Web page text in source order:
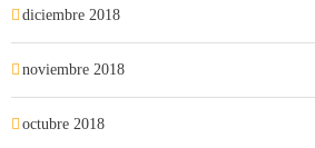
diciembre 2018
noviembre 2018
octubre 2018